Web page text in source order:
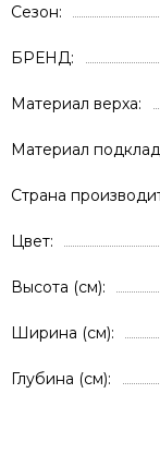
Сезон
БРЕНД
Материал верха
Материал
Страна
Цвет
Высота (см)
Ширина (см)
Глубина (см)